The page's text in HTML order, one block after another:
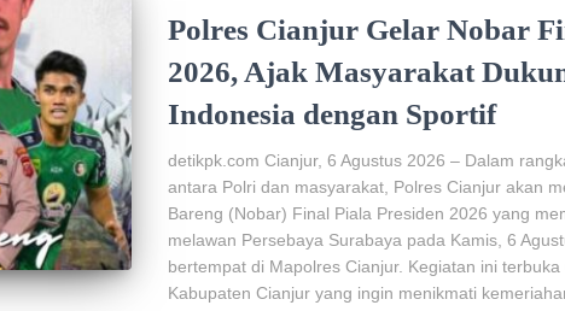
Polres Cianjur Gelar Nobar
2026, Ajak Masyarakat
Indonesia dengan Sportif
detikpk.com Cianjur, 6 Agustus 2026 – Dalam
antara Polri dan masyarakat, Polres Cianjur akan
Bareng (Nobar) Final Piala Presiden 2026 yang
melawan Persebaya Surabaya pada Kamis, 6
bertempat di Mapolres Cianjur. Kegiatan ini
Kabupaten Cianjur yang ingin menikmati